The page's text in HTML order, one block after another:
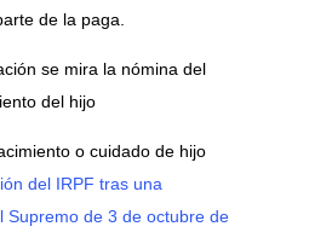
de la paga.
se mira la nómina del
del hijo
o cuidado de hijo
del IRPF tras una
Supremo de 3 de octubre de